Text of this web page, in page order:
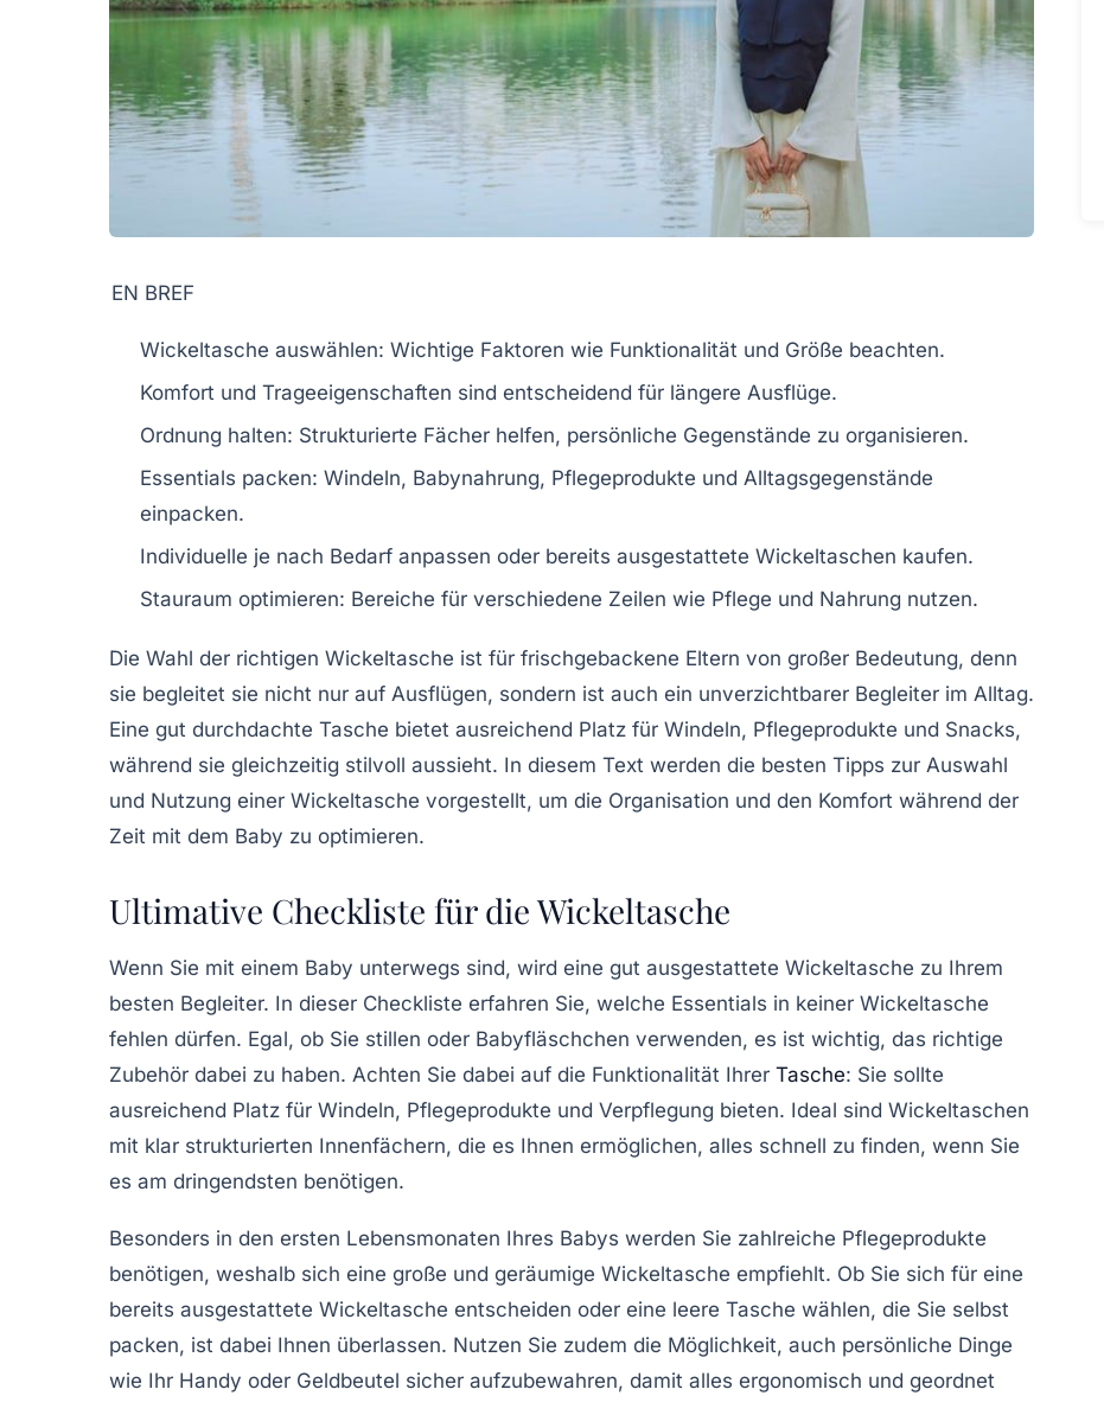
EN BREF
Wickeltasche auswählen: Wichtige Faktoren wie Funktionalität und Größe beachten.
Komfort und Trageeigenschaften sind entscheidend für längere Ausflüge.
Ordnung halten: Strukturierte Fächer helfen, persönliche Gegenstände zu organisieren.
Essentials packen: Windeln, Babynahrung, Pflegeprodukte und Alltagsgegenstände
einpacken.
Individuelle je nach Bedarf anpassen oder bereits ausgestattete Wickeltaschen kaufen.
Stauraum optimieren: Bereiche für verschiedene Zeilen wie Pflege und Nahrung nutzen.
Die Wahl der richtigen Wickeltasche ist für frischgebackene Eltern von großer Bedeutung, denn
sie begleitet sie nicht nur auf Ausflügen, sondern ist auch ein unverzichtbarer Begleiter im Alltag.
Eine gut durchdachte Tasche bietet ausreichend Platz für Windeln, Pflegeprodukte und Snacks,
während sie gleichzeitig stilvoll aussieht. In diesem Text werden die besten Tipps zur Auswahl
und Nutzung einer Wickeltasche vorgestellt, um die Organisation und den Komfort während der
Zeit mit dem Baby zu optimieren.
Ultimative Checkliste für die Wickeltasche
Wenn Sie mit einem Baby unterwegs sind, wird eine gut ausgestattete Wickeltasche zu Ihrem
besten Begleiter. In dieser Checkliste erfahren Sie, welche Essentials in keiner Wickeltasche
fehlen dürfen. Egal, ob Sie stillen oder Babyfläschchen verwenden, es ist wichtig, das richtige
Zubehör dabei zu haben. Achten Sie dabei auf die Funktionalität Ihrer Tasche: Sie sollte
ausreichend Platz für Windeln, Pflegeprodukte und Verpflegung bieten. Ideal sind Wickeltaschen
mit klar strukturierten Innenfächern, die es Ihnen ermöglichen, alles schnell zu finden, wenn Sie
es am dringendsten benötigen.
Besonders in den ersten Lebensmonaten Ihres Babys werden Sie zahlreiche Pflegeprodukte
benötigen, weshalb sich eine große und geräumige Wickeltasche empfiehlt. Ob Sie sich für eine
bereits ausgestattete Wickeltasche entscheiden oder eine leere Tasche wählen, die Sie selbst
packen, ist dabei Ihnen überlassen. Nutzen Sie zudem die Möglichkeit, auch persönliche Dinge
wie Ihr Handy oder Geldbeutel sicher aufzubewahren, damit alles ergonomisch und geordnet